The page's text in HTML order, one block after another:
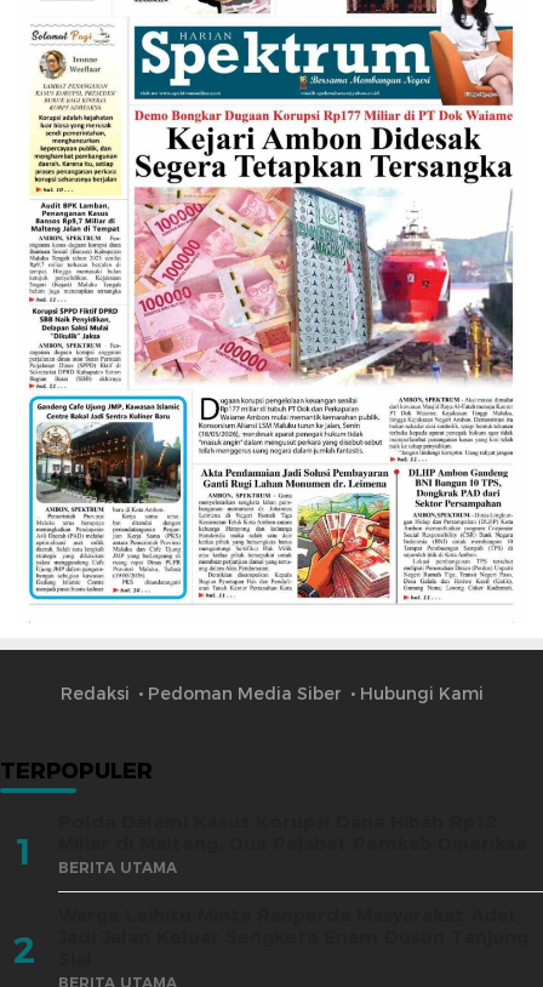
Redaksi Pedoman Media Siber Hubungi Kami
TERPOPULER
1 BERITA UTAMA
2
BERITA UTAMA